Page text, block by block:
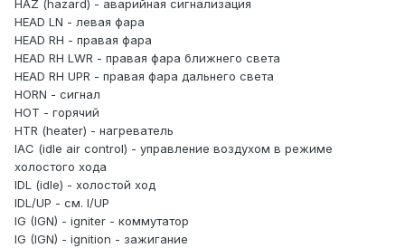
HAZ (hazard) - аварийная сигнализация
HEAD LN - левая фара
HEAD RH - правая фара
HEAD RH LWR - правая фара ближнего света
HEAD RH UPR - правая фара дальнего света
HORN - сигнал
НОТ - горячий
HTR (heater) - нагреватель
IAC (idle air control) - управление воздухом в режиме
холостого хода
IDL (idle) - холостой ход
IDL/UP - см. I/UP
IG (IGN) - igniter - коммутатор
IG (IGN) - ignition - зажигание